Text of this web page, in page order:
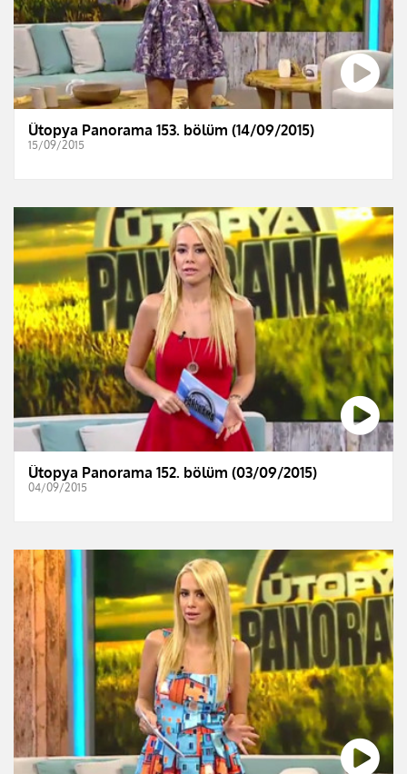
Ütopya Panorama 153. bölüm (14/09/2015)
15/09/2015
Ütopya Panorama 152. bölüm (03/09/2015)
04/09/2015